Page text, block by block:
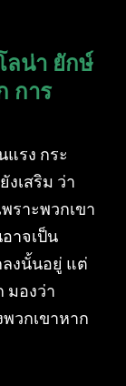
ลน่า ยักษ์
การ
แรง กระ
เสริม ว่า
ราะพวกเขา
าจเป็น
งนั้นอยู่ แต่
มองว่า
วกเขาหาก